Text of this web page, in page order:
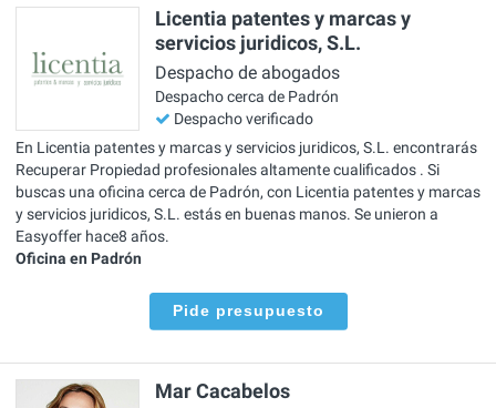
Licentia patentes y marcas y
servicios juridicos, S.L.
Despacho de abogados
Despacho cerca de Padrón
Despacho verificado
En Licentia patentes y marcas y servicios juridicos, S.L. encontrarás
Recuperar Propiedad profesionales altamente cualificados . Si
buscas una oficina cerca de Padrón, con Licentia patentes y marcas
y servicios juridicos, S.L. estás en buenas manos. Se unieron a
Easyoffer hace8 años.
Oficina en Padrón
Pide presupuesto
Mar Cacabelos